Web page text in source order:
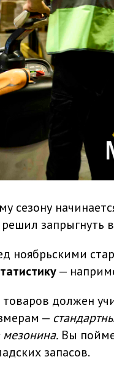
сезону
запрыгнуть
ноябрьскими
—
должен
—
мезонина. Вы
запасов.